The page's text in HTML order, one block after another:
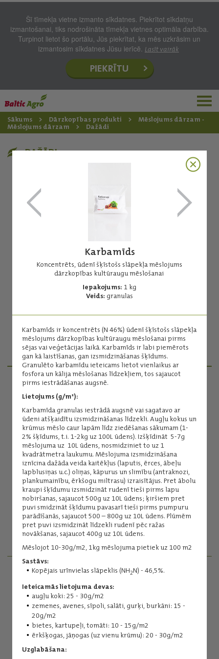
Šī tīmekļa vietne izmanto sīkdatnes. Piekrītot sīkdatņu
izmantošanai, tiks nodrošināta tīmekļa vietnes optimāla darbība.
Turpinot lietot šo portālu, Jūs piekrītat, ka mēs uzkrāsim un
izmantosim sīkdatnes Jūsu ierīcē. Lasīt vairāk
PIEKRĪTU
Sākums Dārzkopības produkti
Mēslojums dārzam -
Mēslojums dārzam
Dažādi
Karbamīds
Koncentrēts, ūdenī šķīstošs slāpekļa mēslojums
dārzkopības kultūraugu mēslošanai
Iepakojums: 1 kg
Veids: granulas
Karbamīds ir koncentrēts (N 46%) ūdenī šķīstošs slāpekļa
mēslojums dārzkopības kultūraugu mēslošanai pirms
sējas vai veģetācijas laikā. Karbamīds ir labi piemērots
gan kā laistīšanas, gan izsmidzināšanas šķīdums.
Granulēto karbamīdu ieteicams lietot vienlaikus ar
fosfora un kālija mēslošanas līdzekļiem, tos sajaucot
pirms iestrādāšanas augsnē.
Lietojums (g/m²):
Karbamīda granulas iestrādā augsnē vai sagatavo ar
ūdeni atšķaidītu izsmidzināšanas līdzekli. Augļu kokus un
krūmus mēslo caur lapām līdz ziedēšanas sākumam (1-
2% šķīdums, t.i. 1-2kg uz 100L ūdens). Izšķīdināt 5-7g
mēslojuma uz 10L ūdens, nosmidziniet to uz 1
kvadrātmetra laukumu. Mēslojuma izsmidzināšana
iznīcina dažāda veida kaitēkļus (laputis, ērces, ābeļu
lapblusiņas u.c.) oliņas, kāpurus un slimību (antraknozi,
plankumainību, ērkšogu miltrasu) izraisītājus. Pret ābolu
kraupi šķīdumu izsmidzināt rudenī tieši pirms lapu
nobiršanas, sajaucot 500g uz 10L ūdens; ķiršiem pret
puvi smidzināt šķīdumu pavasarī tieši pirms pumpuru
parādīšanās, sajaucot 500 – 800g uz 10L ūdens. Plūmēm
pret puvi izsmidzināt līdzekli rudenī pēc ražas
novākšanas, sajaucot 400g uz 10L ūdens.
Mēslojot 10-30g/m2, 1kg mēslojuma pietiek uz 100 m2
Sastāvs:
Kopējais urīnvielas slāpeklis (NH2N) - 46,5%.
Ieteicamās lietojuma devas:
augļu koki: 25 - 30g/m2
zemenes, avenes, sīpoli, salāti, gurķi, burkāni: 15 -
20g/m2
bietes, kartupeļi, tomāti: 10 - 15g/m2
ērkšķogas, jāņogas (uz vienu krūmu): 20 - 30g/m2
Uzglabāšana:
DAŽĀDI
Amonija sulfāts
Koncentrēts, tīrs minerālmēslojums
Iepakojums:1 kg
Lasīt vairāk
PRODUKTU MENEDŽERI
Sintija Liepa
Dārzkopības produkti
(+371) 29239357
sintija.liepa@balticagrolv.com
VEIKALI "VISS LAUKSAIMNIEKIEM"
SAZINIES